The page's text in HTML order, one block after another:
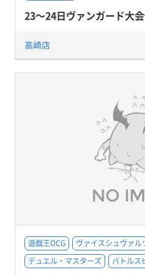
23〜24日ヴァンガード大
高崎店
遊戯王OCG ヴァイスシュヴァル
デュエル・マスターズ
バトルス